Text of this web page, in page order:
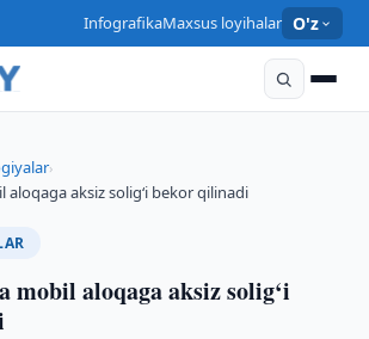
InfografikaMaxsus loyihalar O'z
›
aloqaga aksiz solig‘i bekor qilinadi
mobil aloqaga aksiz solig‘i